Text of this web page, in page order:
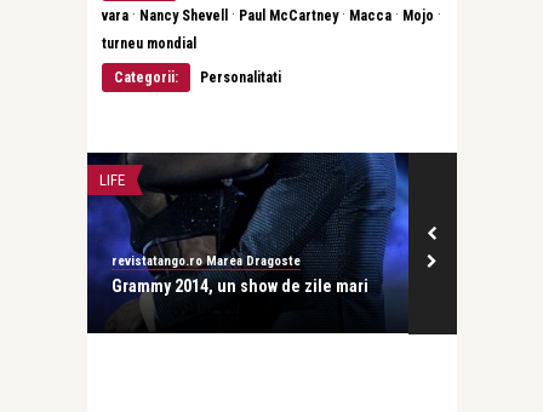
vara · Nancy Shevell · Paul McCartney· Macca · Mojo ·
turneu mondial
Categorii:
Personalitati
LIFE
revistatango.ro Marea Dragoste
Grammy 2014, un show de zile mari